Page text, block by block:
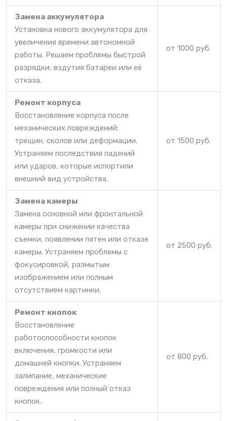
Замена аккумулятора
Установка нового аккумулятора для
увеличения времени автономной
работы. Решаем проблемы быстрой
разрядки, вздутия батареи или её
отказа.
от 1000 руб.
Ремонт корпуса
Восстановление корпуса после
механических повреждений:
трещин, сколов или деформации.
Устраняем последствия падений
или ударов, которые испортили
внешний вид устройства.
от 1500 руб.
Замена камеры
Замена основной или фронтальной
камеры при снижении качества
съемки, появлении пятен или отказе
камеры. Устраняем проблемы с
фокусировкой, размытым
изображением или полным
отсутствием картинки.
от 2500 руб.
Ремонт кнопок
Восстановление
работоспособности кнопок
включения, громкости или
домашней кнопки. Устраняем
залипание, механические
повреждения или полный отказ
кнопок.
от 800 руб.